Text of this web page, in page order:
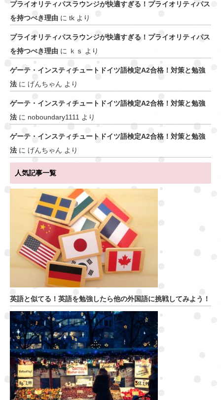
プライオリティパスラウンジが快適すぎる！プライオリティパス
を持つべき理由 に tk より
プライオリティパスラウンジが快適すぎる！プライオリティパス
を持つべき理由 に ｋｓ より
ゲーテ・インスティチュートドイツ語検定A2合格！対策と勉強
法 に げんちゃん より
ゲーテ・インスティチュートドイツ語検定A2合格！対策と勉強
法 に noboundary1111 より
ゲーテ・インスティチュートドイツ語検定A2合格！対策と勉強
法 に げんちゃん より
人気記事一覧
英語と似てる！英語を勉強したら他の外国語に挑戦してみよう！